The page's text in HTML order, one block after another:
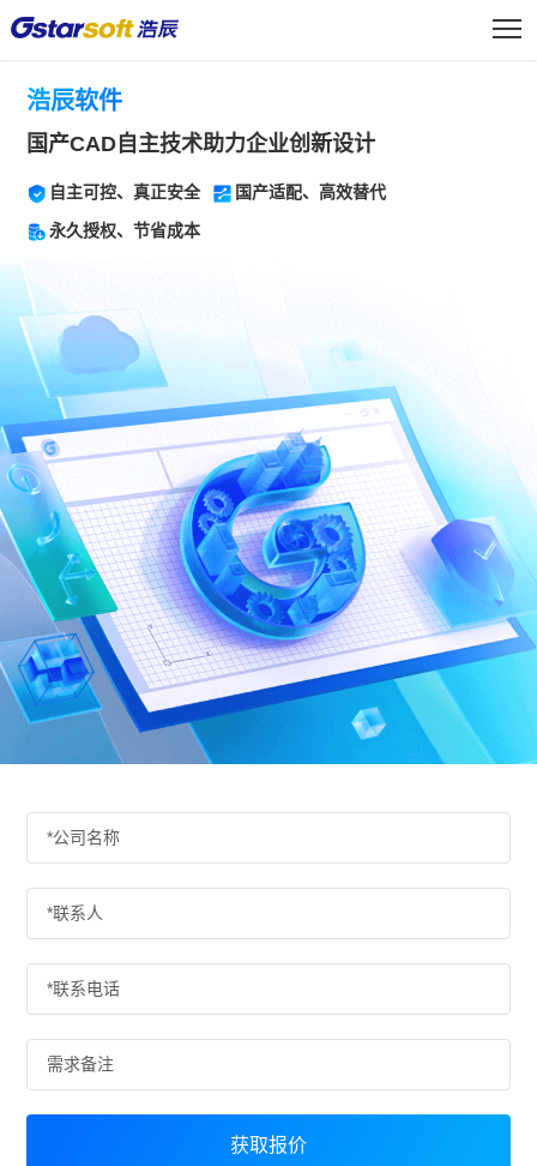
浩辰软件
国产CAD自主技术助力企业创新设计
自主可控、真正安全
国产适配、高效替代
永久授权、节省成本
获取报价